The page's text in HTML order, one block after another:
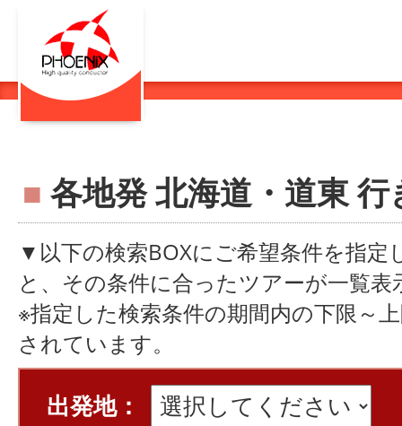
■ 各地発 北海道・道東 行
▼以下の検索BOXにご希望条件を指定
と、その条件に合ったツアーが一覧表
※指定した検索条件の期間内の下限～
されています。
出発地：